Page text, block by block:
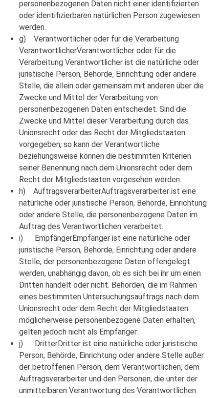
personenbezogenen Daten nicht einer identifizierten
oder identifizierbaren natürlichen Person zugewiesen
werden.
g) Verantwortlicher oder für die Verarbeitung
VerantwortlicherVerantwortlicher oder für die
Verarbeitung Verantwortlicher ist die natürliche oder
juristische Person, Behörde, Einrichtung oder andere
Stelle, die allein oder gemeinsam mit anderen über die
Zwecke und Mittel der Verarbeitung von
personenbezogenen Daten entscheidet. Sind die
Zwecke und Mittel dieser Verarbeitung durch das
Unionsrecht oder das Recht der Mitgliedstaaten
vorgegeben, so kann der Verantwortliche
beziehungsweise können die bestimmten Kriterien
seiner Benennung nach dem Unionsrecht oder dem
Recht der Mitgliedstaaten vorgesehen werden.
h) AuftragsverarbeiterAuftragsverarbeiter ist eine
natürliche oder juristische Person, Behörde, Einrichtung
oder andere Stelle, die personenbezogene Daten im
Auftrag des Verantwortlichen verarbeitet.
i) EmpfängerEmpfänger ist eine natürliche oder
juristische Person, Behörde, Einrichtung oder andere
Stelle, der personenbezogene Daten offengelegt
werden, unabhängig davon, ob es sich bei ihr um einen
Dritten handelt oder nicht. Behörden, die im Rahmen
eines bestimmten Untersuchungsauftrags nach dem
Unionsrecht oder dem Recht der Mitgliedstaaten
möglicherweise personenbezogene Daten erhalten,
gelten jedoch nicht als Empfänger.
j) DritterDritter ist eine natürliche oder juristische
Person, Behörde, Einrichtung oder andere Stelle außer
der betroffenen Person, dem Verantwortlichen, dem
Auftragsverarbeiter und den Personen, die unter der
unmittelbaren Verantwortung des Verantwortlichen